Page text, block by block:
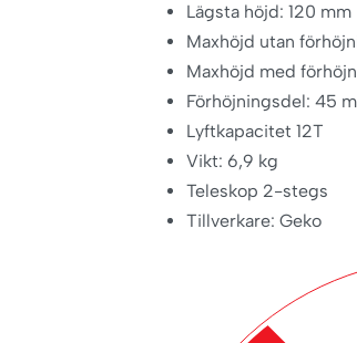
Lägsta höjd: 120 mm
Maxhöjd utan
Maxhöjd med
Förhöjningsdel: 45
Lyftkapacitet 12T
Vikt: 6,9 kg
Teleskop 2-stegs
Tillverkare: Geko